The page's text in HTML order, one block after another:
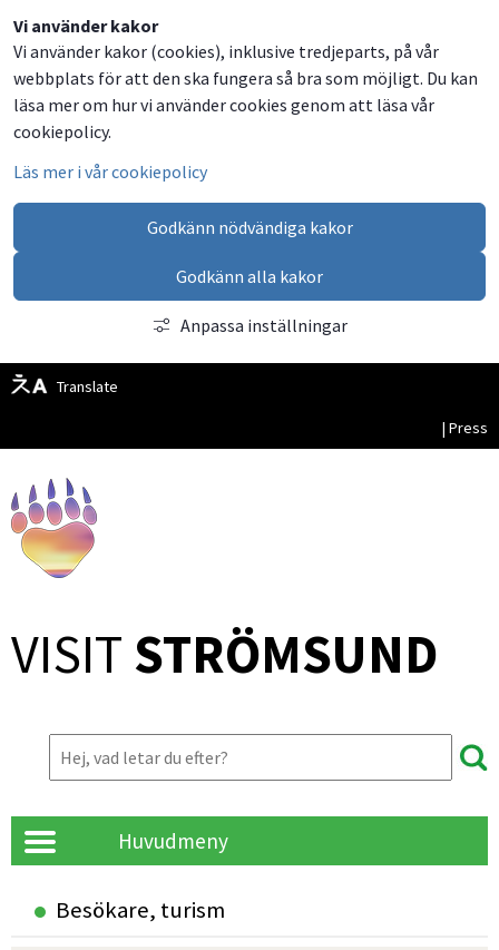
Vi använder kakor
Vi använder kakor (cookies), inklusive tredjeparts, på vår
webbplats för att den ska fungera så bra som möjligt. Du kan
läsa mer om hur vi använder cookies genom att läsa vår
cookiepolicy.
Läs mer i vår cookiepolicy
Godkänn nödvändiga kakor
Godkänn alla kakor
Anpassa inställningar
Translate
| Press
VISIT STRÖMSUND
Huvudmeny
Besökare, turism
Dela
på
Facebook
Dela
på
Twitter
Dela
på
LinkedIn
Dela
via
email
Besök
oss
på
Facebook